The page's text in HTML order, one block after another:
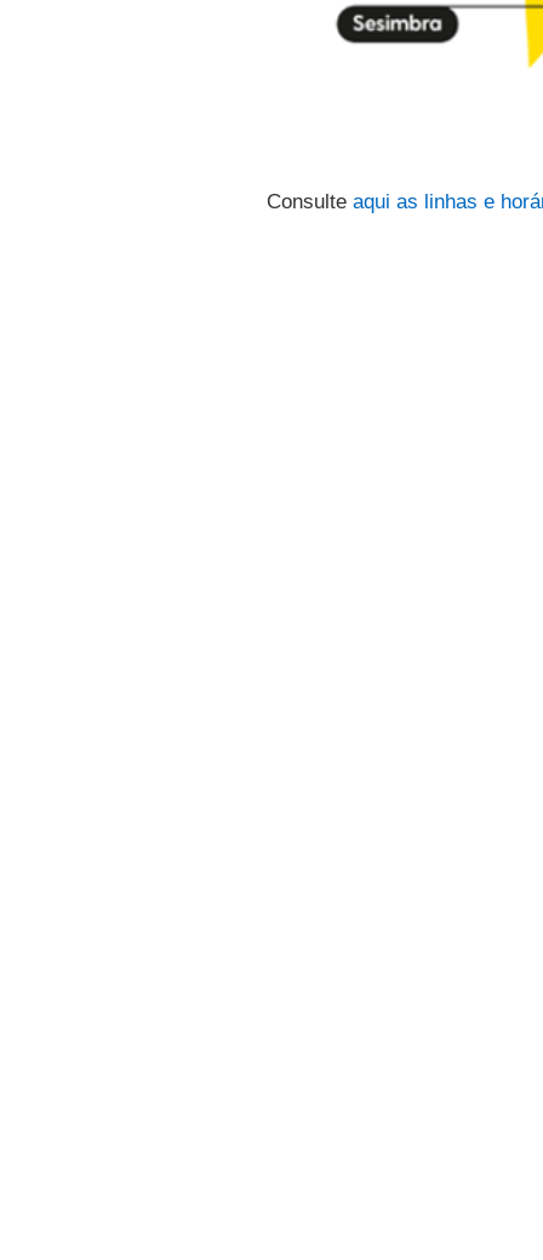
Consulte aqui as linhas e